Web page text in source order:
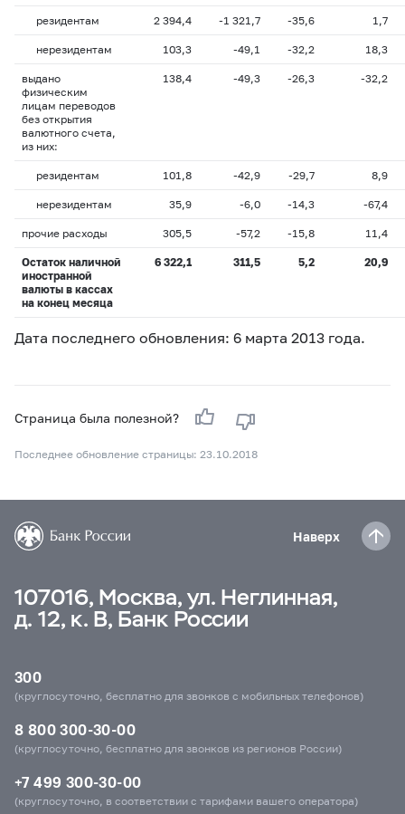
резидентам 2 394,4 -1 321,7 -35,6 1,7
нерезидентам 103,3 -49,1 -32,2 18,3
выдано
физическим
лицам переводов
без открытия
валютного счета,
из них:
138,4 -49,3 -26,3 -32,2
резидентам 101,8 -42,9 -29,7 8,9
нерезидентам 35,9 -6,0 -14,3 -67,4
прочие расходы 305,5 -57,2 -15,8 11,4
Остаток наличной
иностранной
валюты в кассах
на конец месяца
6 322,1 311,5 5,2 20,9
Дата последнего обновления: 6 марта 2013 года.
Страница была полезной?
Последнее обновление страницы: 23.10.2018
Наверх
107016, Москва, ул. Неглинная,
д. 12, к. В, Банк России
300
(круглосуточно, бесплатно для звонков с мобильных телефонов)
8 800 300-30-00
(круглосуточно, бесплатно для звонков из регионов России)
+7 499 300-30-00
(круглосуточно, в соответствии с тарифами вашего оператора)